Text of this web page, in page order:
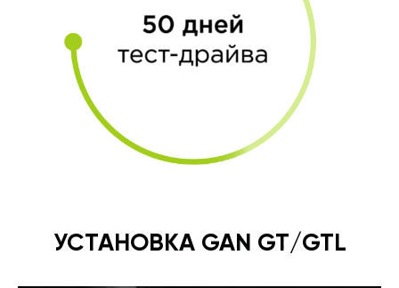
УСТАНОВКА GAN GT/GTL